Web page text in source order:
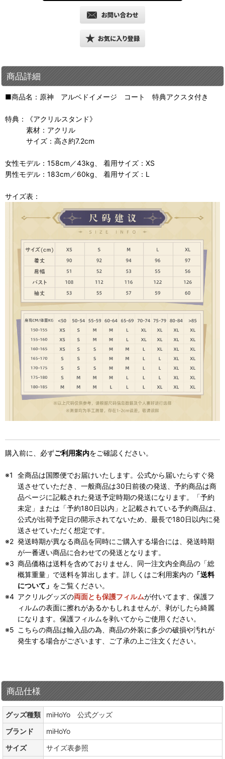
商品詳細
■商品名：原神 アルベドイメージ コート 特典アクスタ付き
特典：《アクリルスタンド》
素材：アクリル
サイズ：高さ約7.2cm
女性モデル：158cm／43kg、 着用サイズ：XS
男性モデル：183cm／60kg、 着用サイズ：L
サイズ表：
購入前に、必ずご利用案内をご確認ください。
全商品は国際便でお届けいたします。公式から届いたらすぐ発
送させていただき、一般商品は30日前後の発送、予約商品は商
品ページに記載された発送予定時期の発送になります。「予約
未定」または「予約180日以内」と記載されている予約商品は、
公式が出荷予定日の開示されてないため、最長で180日以内に発
送させていただく想定です。
発送時期が異なる商品を同時にご購入する場合には、発送時期
が一番遅い商品に合わせての発送となります。
商品価格は送料を含めておりません、同一注文内全商品の「総
概算重量」で送料を算出します。詳しくはご利用案内の 「送料
について」 をご覧ください。
アクリルグッズの両面とも保護フィルムが付いてます、保護フ
ィルムの表面に擦れがあるかもしれませんが、剥がしたら綺麗
になります。保護フィルムを剥いてからご使用ください。
こちらの商品は輸入品の為、商品の外装に多少の破損や汚れが
発生する場合がございます、ご了承の上ご注文ください。
商品仕様
グッズ種類
miHoYo 公式グッズ
ブランド
miHoYo
サイズ
サイズ表参照